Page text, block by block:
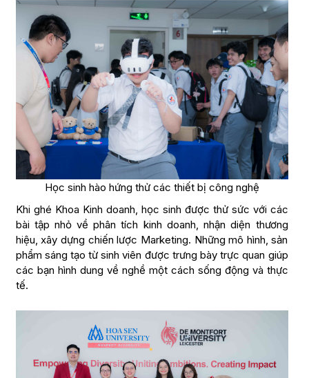
Học sinh hào hứng thử các thiết bị công nghệ
Khi ghé Khoa Kinh doanh, học sinh được thử sức với các
bài tập nhỏ về phân tích kinh doanh, nhận diện thương
hiệu, xây dựng chiến lược Marketing. Những mô hình, sản
phẩm sáng tạo từ sinh viên được trưng bày trực quan giúp
các bạn hình dung về nghề một cách sống động và thực
tế.